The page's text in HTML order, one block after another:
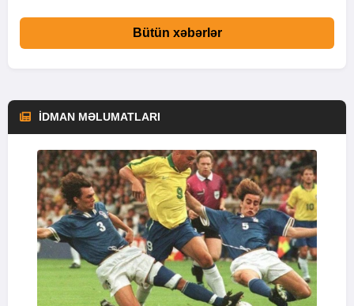
Bütün xəbərlər
İDMAN MƏLUMATLARI